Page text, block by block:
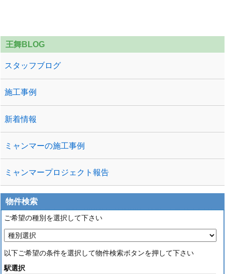
王舞BLOG
スタッフブログ
施工事例
新着情報
ミャンマーの施工事例
ミャンマープロジェクト報告
物件検索
ご希望の種別を選択して下さい
以下ご希望の条件を選択して物件検索ボタンを押して下さい
駅選択